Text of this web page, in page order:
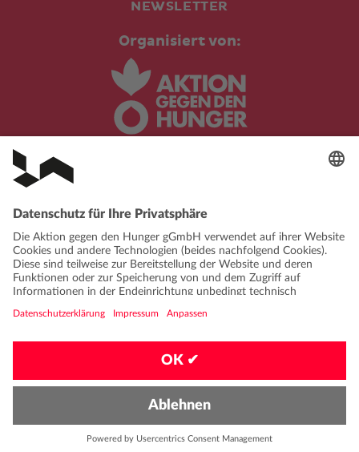
NEWSLETTER
Organisiert von:
PRIVATSPHÄRE-EINSTELLUNGEN
© Aktion gegen den Hunger 2026